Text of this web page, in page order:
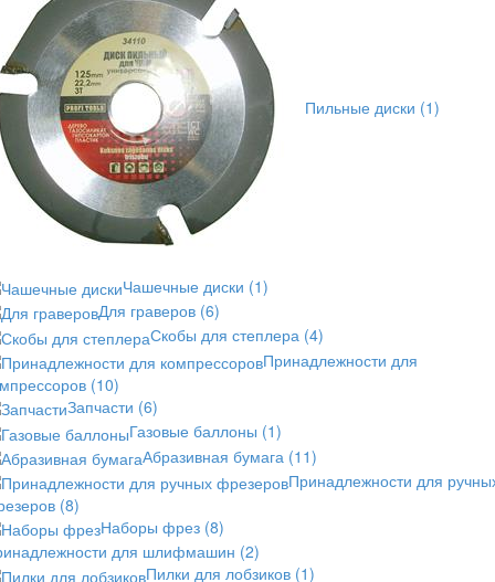
Пильные диски (1)
Чашечные диски (1)
Для граверов (6)
Скобы для степлера (4)
Принадлежности для
(10)
Запчасти (6)
Газовые баллоны (1)
Абразивная бумага (11)
Принадлежности для
(8)
Наборы фрез (8)
для шлифмашин (2)
Пилки для лобзиков (1)